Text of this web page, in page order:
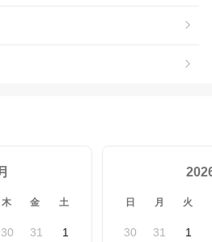
木 金 土
30 31 1
日 月 火
30 31 1